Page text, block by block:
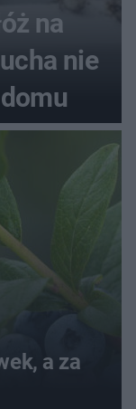
na
nie
a za